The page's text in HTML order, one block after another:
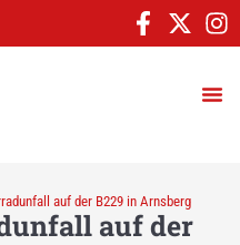
auf der B229 in Arnsberg
auf der